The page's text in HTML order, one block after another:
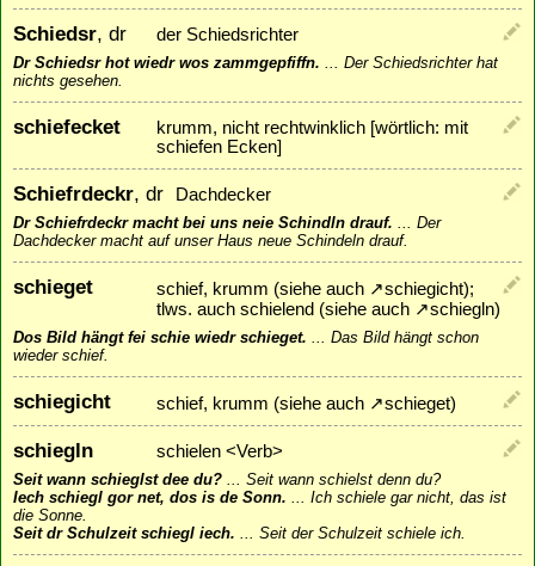
Schiedsr, dr der Schiedsrichter
Dr Schiedsr hot wiedr wos zammgepfiffn. ... Der Schiedsrichter hat
nichts gesehen.
schiefecket
krumm, nicht rechtwinklich [wörtlich: mit
schiefen Ecken]
Schiefrdeckr, dr Dachdecker
Dr Schiefrdeckr macht bei uns neie Schindln drauf. ... Der
Dachdecker macht auf unser Haus neue Schindeln drauf.
schieget schief, krumm (siehe auch ↗schiegicht);
tlws. auch schielend (siehe auch ↗schiegln)
Dos Bild hängt fei schie wiedr schieget. ... Das Bild hängt schon
wieder schief.
schiegicht schief, krumm (siehe auch ↗schieget)
schiegln schielen <Verb>
Seit wann schieglst dee du? ... Seit wann schielst denn du?
Iech schiegl gor net, dos is de Sonn. ... Ich schiele gar nicht, das ist
die Sonne.
Seit dr Schulzeit schiegl iech. ... Seit der Schulzeit schiele ich.